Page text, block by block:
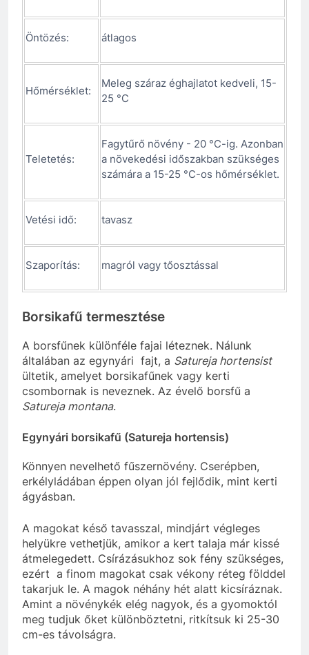
Öntözés: átlagos
Hőmérséklet:
Meleg száraz éghajlatot kedveli, 15-
25 °C
Teletetés:
Fagytűrő növény - 20 °C-ig. Azonban
a növekedési időszakban szükséges
számára a 15-25 °C-os hőmérséklet.
Vetési idő: tavasz
Szaporítás: magról vagy tőosztással
Borsikafű termesztése
A borsfűnek különféle fajai léteznek. Nálunk
általában az egynyári fajt, a Satureja hortensist
ültetik, amelyet borsikafűnek vagy kerti
csombornak is neveznek. Az évelő borsfű a
Satureja montana.
Egynyári borsikafű (Satureja hortensis)
Könnyen nevelhető fűszernövény. Cserépben,
erkélyládában éppen olyan jól fejlődik, mint kerti
ágyásban.
A magokat késő tavasszal, mindjárt végleges
helyükre vethetjük, amikor a kert talaja már kissé
átmelegedett. Csírázásukhoz sok fény szükséges,
ezért a finom magokat csak vékony réteg földdel
takarjuk le. A magok néhány hét alatt kicsíráznak.
Amint a növénykék elég nagyok, és a gyomoktól
meg tudjuk őket különböztetni, ritkítsuk ki 25-30
cm-es távolságra.